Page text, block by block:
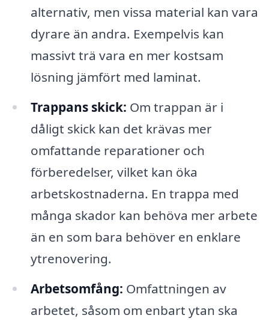
alternativ, men vissa material kan vara
dyrare än andra. Exempelvis kan
massivt trä vara en mer kostsam
lösning jämfört med laminat.
Trappans skick: Om trappan är i
dåligt skick kan det krävas mer
omfattande reparationer och
förberedelser, vilket kan öka
arbetskostnaderna. En trappa med
många skador kan behöva mer arbete
än en som bara behöver en enklare
ytrenovering.
Arbetsomfång: Omfattningen av
arbetet, såsom om enbart ytan ska